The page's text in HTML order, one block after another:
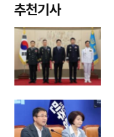
추천기사